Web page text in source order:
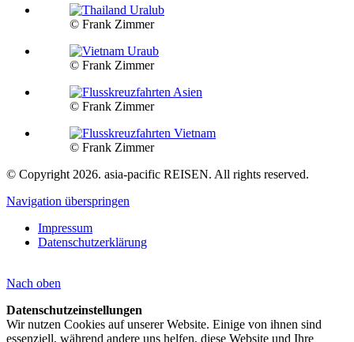
© Frank Zimmer
© Frank Zimmer
© Frank Zimmer
© Frank Zimmer
© Copyright 2026. asia-pacific REISEN. All rights reserved.
Navigation überspringen
Impressum
Datenschutzerklärung
Nach oben
Datenschutzeinstellungen
Wir nutzen Cookies auf unserer Website. Einige von ihnen sind
essenziell, während andere uns helfen, diese Website und Ihre